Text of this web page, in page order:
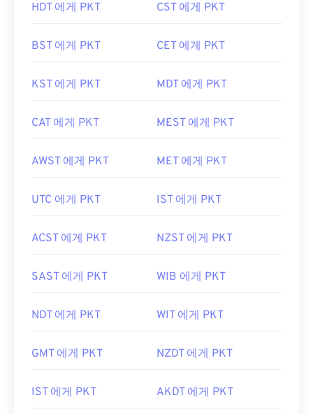
HDT 에게 PKT CST 에게 PKT
BST 에게 PKT CET 에게 PKT
KST 에게 PKT MDT 에게 PKT
CAT 에게 PKT MEST 에게 PKT
AWST 에게 PKT MET 에게 PKT
UTC 에게 PKT IST 에게 PKT
ACST 에게 PKT NZST 에게 PKT
SAST 에게 PKT WIB 에게 PKT
NDT 에게 PKT WIT 에게 PKT
GMT 에게 PKT NZDT 에게 PKT
IST 에게 PKT AKDT 에게 PKT